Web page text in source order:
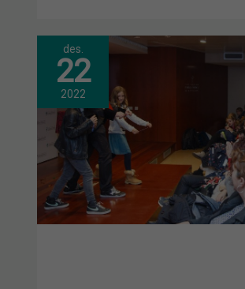
des.
22
2022
TORNA
LA
FESTA
INFANTIL
DEL
COFB
AMB
MÀGIA,
MÚSICA
LA
IL·LUSIÓ
DELS
MÉS
PETITS